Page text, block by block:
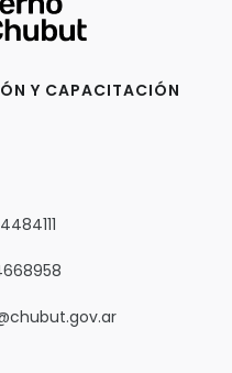
Y CAPACITACIÓN